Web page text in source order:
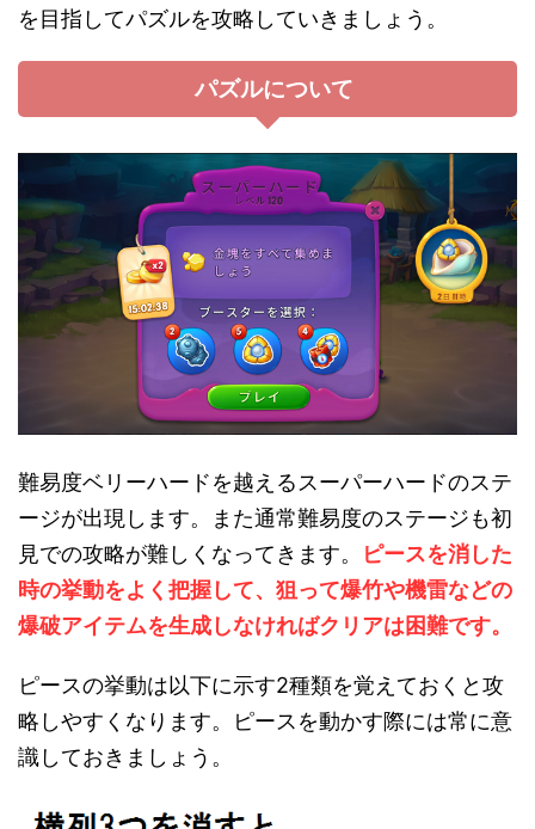
を目指してパズルを攻略していきましょう。
パズルについて
難易度ベリーハードを越えるスーパーハードのステ
ージが出現します。また通常難易度のステージも初
見での攻略が難しくなってきます。
ピースを消した
時の挙動をよく把握して、狙って爆竹や機雷などの
爆破アイテムを生成しなければクリアは困難です。
ピースの挙動は以下に示す2種類を覚えておくと攻
略しやすくなります。ピースを動かす際には常に意
識しておきましょう。